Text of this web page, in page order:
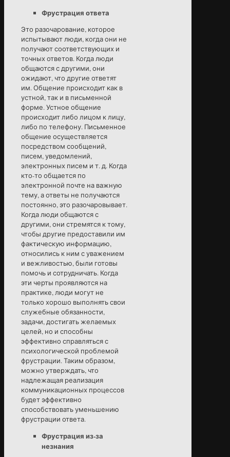
Фрустрация ответа
Это разочарование, которое
испытывают люди, когда они не
получают соответствующих и
точных ответов. Когда люди
общаются с другими, они
ожидают, что другие ответят
им. Общение происходит как в
устной, так и в письменной
форме. Устное общение
происходит либо лицом к лицу,
либо по телефону. Письменное
общение осуществляется
посредством сообщений,
писем, уведомлений,
электронных писем и т. д. Когда
кто-то общается по
электронной почте на важную
тему, а ответы не получаются
постоянно, это разочаровывает.
Когда люди общаются с
другими, они стремятся к тому,
чтобы другие предоставили им
фактическую информацию,
относились к ним с уважением
и вежливостью, были готовы
помочь и сотрудничать. Когда
эти черты проявляются на
практике, люди могут не
только хорошо выполнять свои
служебные обязанности,
задачи, достигать желаемых
целей, но и способны
эффективно справляться с
психологической проблемой
фрустрации. Таким образом,
можно утверждать, что
надлежащая реализация
коммуникационных процессов
будет эффективно
способствовать уменьшению
фрустрации ответа.
Фрустрация из-за
незнания